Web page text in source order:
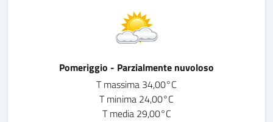
Pomeriggio - Parzialmente nuvoloso
T massima 34,00°C
T minima 24,00°C
T media 29,00°C